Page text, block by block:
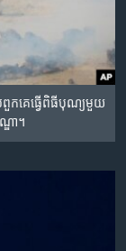
កគេ​ធ្វើ​ពិធីបុណ្យ​មួយ​
ឌា។